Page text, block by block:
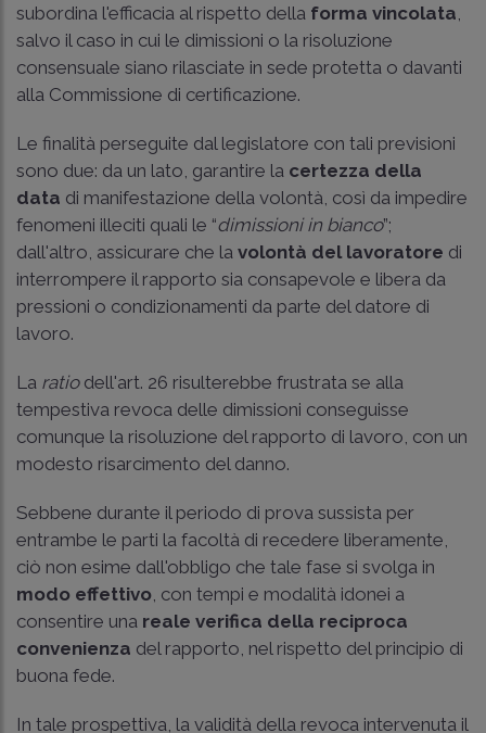
subordina l'efficacia al rispetto della forma vincolata
salvo il caso in cui le dimissioni o la risoluzione
consensuale siano rilasciate in sede protetta o davanti
alla Commissione di certificazione.
Le finalità perseguite dal legislatore con tali previsioni
sono due: da un lato, garantire la certezza della
data di manifestazione della volontà, così da impedire
fenomeni illeciti quali le “dimissioni in bianco”;
dall'altro, assicurare che la volontà del lavoratore di
interrompere il rapporto sia consapevole e libera da
pressioni o condizionamenti da parte del datore di
lavoro.
La ratio dell'art. 26 risulterebbe frustrata se alla
tempestiva revoca delle dimissioni conseguisse
comunque la risoluzione del rapporto di lavoro, con un
modesto risarcimento del danno.
Sebbene durante il periodo di prova sussista per
entrambe le parti la facoltà di recedere liberamente,
ciò non esime dall'obbligo che tale fase si svolga in
modo effettivo , con tempi e modalità idonei a
consentire una reale verifica della reciproca
convenienza del rapporto, nel rispetto del principio di
buona fede.
In tale prospettiva, la validità della revoca intervenuta il